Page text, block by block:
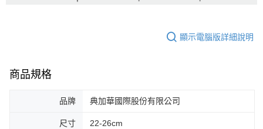
顯示電腦版詳細說明
商品規格
品牌 典加華國際股份有限公司
尺寸 22-26cm